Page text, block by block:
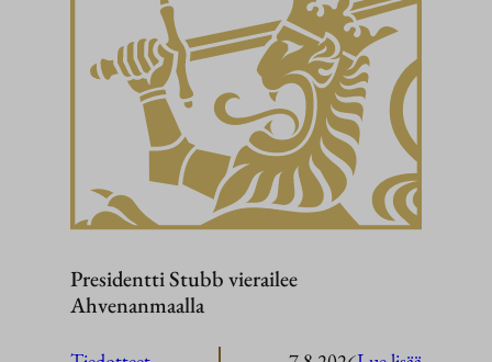
Presidentti Stubb vierailee
Ahvenanmaalla